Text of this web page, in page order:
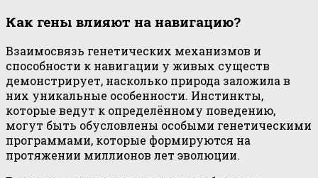
Как гены влияют на навигацию?
Взаимосвязь генетических механизмов и
способности к навигации у живых существ
демонстрирует, насколько природа заложила в
них уникальные особенности. Инстинкты,
которые ведут к определённому поведению,
могут быть обусловлены особыми генетическими
программами, которые формируются на
протяжении миллионов лет эволюции.